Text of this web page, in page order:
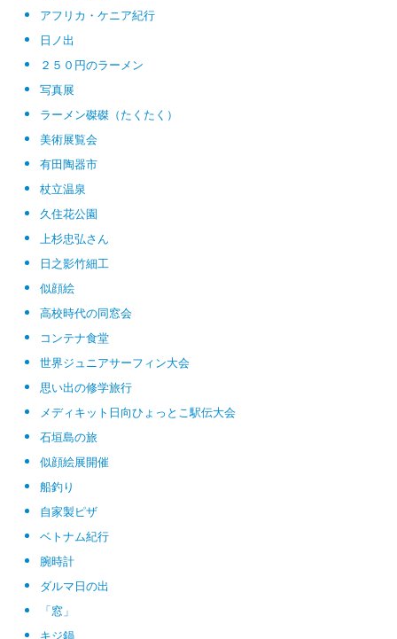
アフリカ・ケニア紀行
日ノ出
２５０円のラーメン
写真展
ラーメン磔磔（たくたく）
美術展覧会
有田陶器市
杖立温泉
久住花公園
上杉忠弘さん
日之影竹細工
似顔絵
高校時代の同窓会
コンテナ食堂
世界ジュニアサーフィン大会
思い出の修学旅行
メディキット日向ひょっとこ駅伝大会
石垣島の旅
似顔絵展開催
船釣り
自家製ピザ
ベトナム紀行
腕時計
ダルマ日の出
「窓」
キジ鍋